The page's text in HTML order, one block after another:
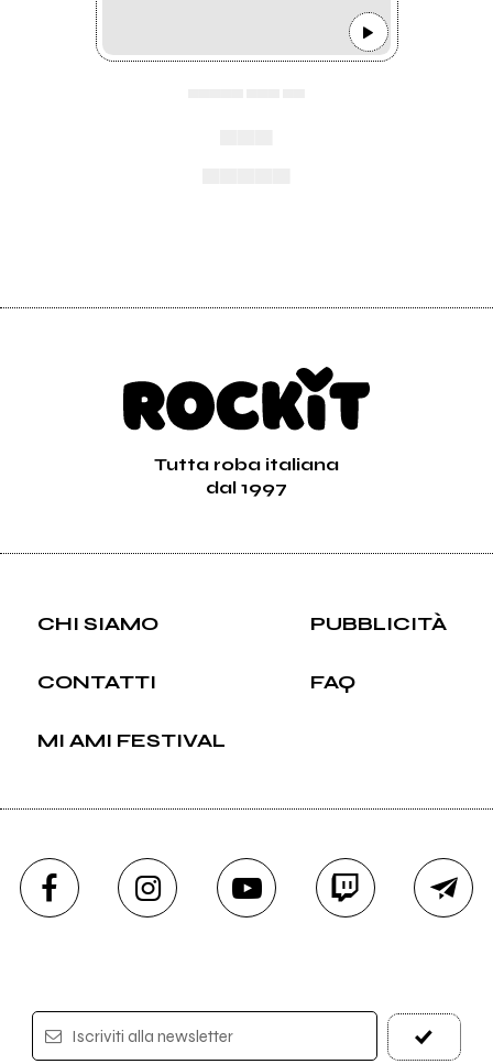
Tutta roba italiana
dal 1997
CHI SIAMO PUBBLICITÀ
CONTATTI FAQ
MI AMI FESTIVAL
Iscriviti alla newsletter